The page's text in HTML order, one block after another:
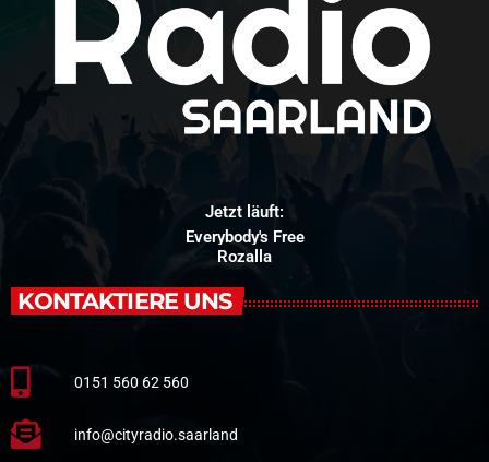
Jetzt läuft:
Everybody's Free
Rozalla
KONTAKTIERE UNS
0151 560 62 560
info@cityradio.saarland